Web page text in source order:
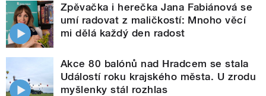
Zpěvačka i herečka Jana Fabiánová se
umí radovat z maličkostí: Mnoho věcí
mi dělá každý den radost
Akce 80 balónů nad Hradcem se stala
Událostí roku krajského města. U zrodu
myšlenky stál rozhlas